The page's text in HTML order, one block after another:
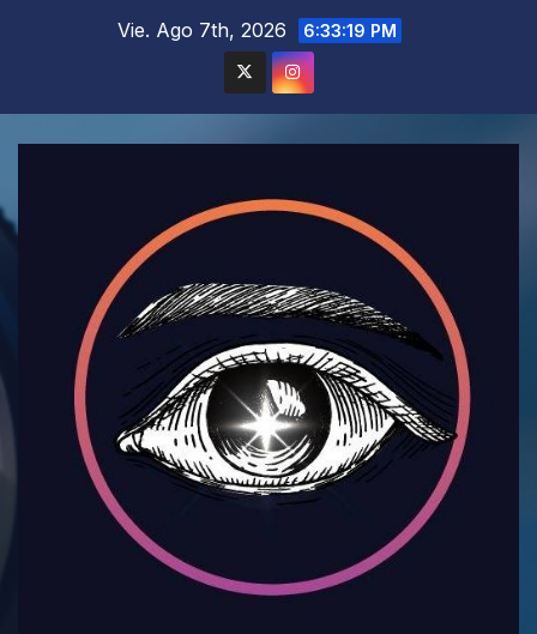
Vie. Ago 7th, 2026 6:33:20 PM